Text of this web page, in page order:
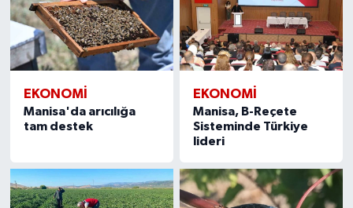
EKONOMİ
Manisa'da arıcılığa
tam destek
EKONOMİ
Manisa, B-Reçete
Sisteminde Türkiye
lideri